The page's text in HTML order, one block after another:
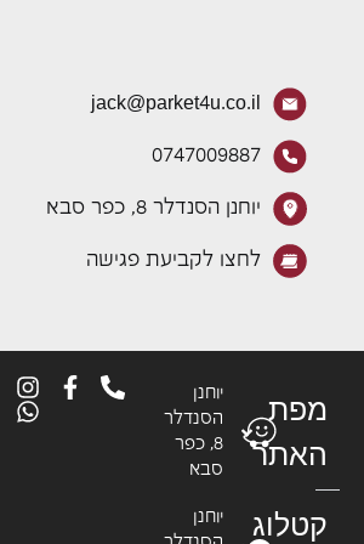
jack@parket4u.co.il
0747009887
יוחנן הסנדלר 8, כפר סבא
לחצו לקביעת פגישה
הסנדלר
8, כפר
סבא
יוחנן